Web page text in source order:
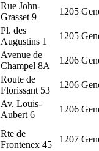
Rue John-
Grasset 9
1205
Pl. des
Augustins 1
1205
Avenue de
Champel 8A
1206
Route de
Florissant 53
1206
Av. Louis-
Aubert 6
1206
Rte de
Frontenex 45
1207